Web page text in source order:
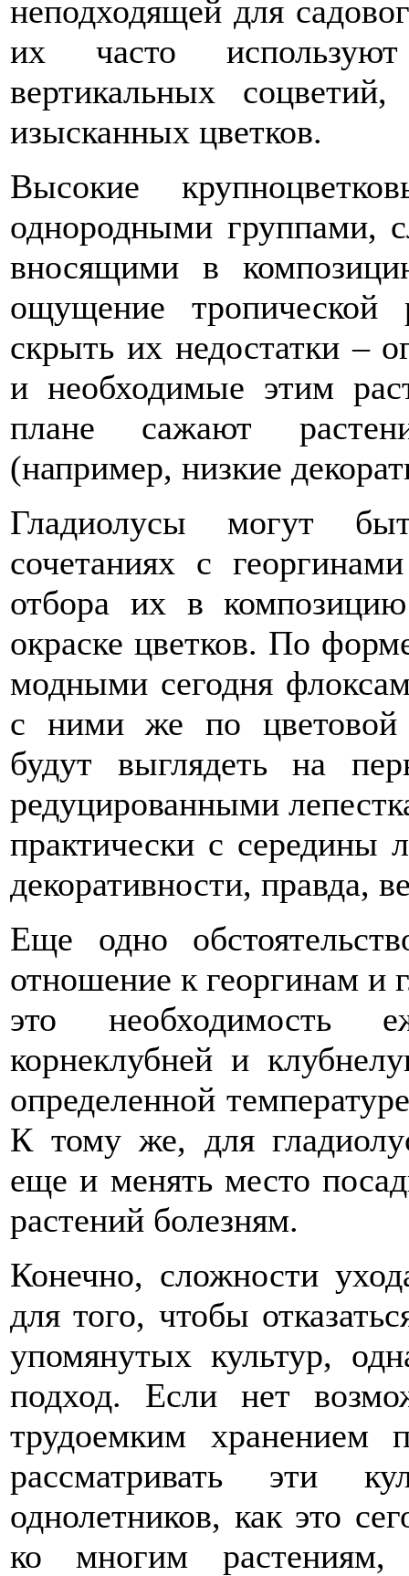
неподходящей для
их часто
вертикальных
изысканных цветков.
Высокие
однородными группами,
вносящими в
ощущение
скрыть их недостатки –
и необходимые этим
плане сажают
(например, низкие
Гладиолусы могут
сочетаниях с
отбора их в
окраске цветков. По
модными сегодня
с ними же по цветовой
будут выглядеть на
редуцированными
практически с середины
декоративности, правда,
Еще одно
отношение к георгинам и
это необходимость
корнеклубней и
определенной
К тому же, для
еще и менять место
растений болезням.
Конечно, сложности
для того, чтобы
упомянутых культур,
подход. Если нет
трудоемким хранением
рассматривать эти
однолетников, как это
ко многим